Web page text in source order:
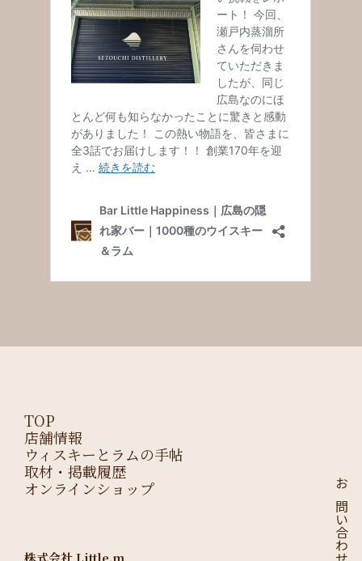
TOP
店舗情報
ウィスキーとラムの手帖
取材・掲載履歴
オンラインショップ